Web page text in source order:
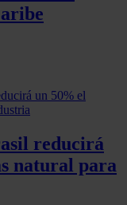
reducirá
natural para